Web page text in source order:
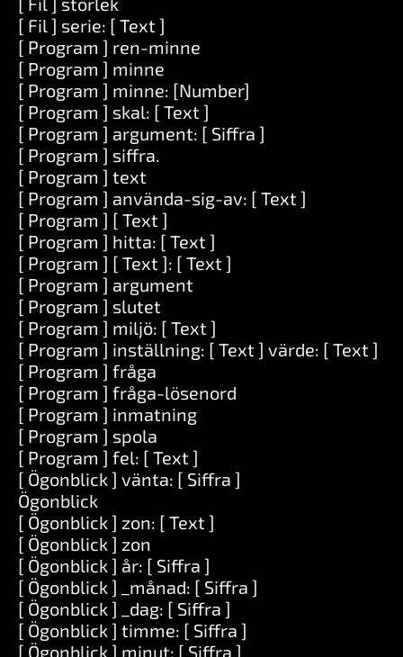
[ Fil ] serie: [ Text ]
[ Program ] ren-minne
[ Program ] minne
[ Program ] minne: [Number]
[ Program ] skal: [ Text ]
[ Program ] argument: [ Siffra ]
[ Program ] siffra.
[ Program ] text
[ Program ] använda-sig-av: [ Text ]
[ Program ] [ Text ]
[ Program ] hitta: [ Text ]
[ Program ] [ Text ]: [ Text ]
[ Program ] argument
[ Program ] slutet
[ Program ] miljö: [ Text ]
[ Program ] inställning: [ Text ] värde: [ Text ]
[ Program ] fråga
[ Program ] fråga-lösenord
[ Program ] inmatning
[ Program ] spola
[ Program ] fel: [ Text ]
[ Ögonblick ] vänta: [ Siffra ]
Ögonblick
[ Ögonblick ] zon: [ Text ]
[ Ögonblick ] zon
[ Ögonblick ] år: [ Siffra ]
[ Ögonblick ] _månad: [ Siffra ]
[ Ögonblick ] _dag: [ Siffra ]
[ Ögonblick ] timme: [ Siffra ]
[ Ögonblick ] minut: [ Siffra ]